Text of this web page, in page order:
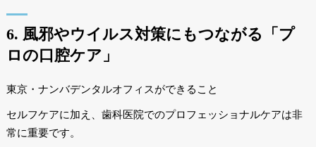
6. 風邪やウイルス対策にもつながる「プ
ロの口腔ケア」
東京・ナンバデンタルオフィスができること
セルフケアに加え、歯科医院でのプロフェッショナルケアは非
常に重要です。